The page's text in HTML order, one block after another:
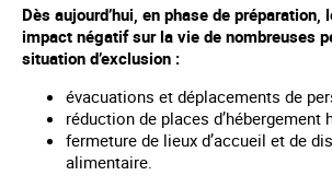
Dès aujourd’hui, en phase de préparation,
impact négatif sur la vie de nombreuses
situation d’exclusion :
évacuations et déplacements de
réduction de places d’hébergement
fermeture de lieux d’accueil et de
alimentaire.